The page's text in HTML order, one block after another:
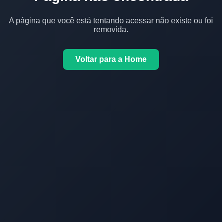
A página que você está tentando acessar não existe ou foi
removida.
Voltar para a Home